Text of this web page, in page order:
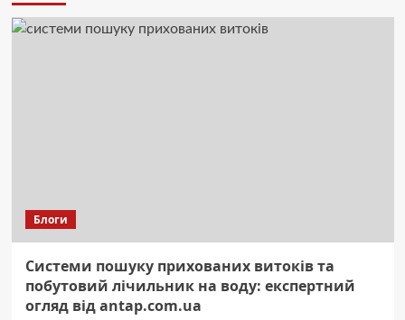
Блоги
Системи пошуку прихованих витоків та
побутовий лічильник на воду: експертний
огляд від antap.com.ua